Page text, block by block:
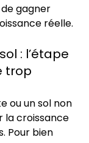
gagner
réelle.
: l’étape
trop
ou un sol non
la croissance
Pour bien